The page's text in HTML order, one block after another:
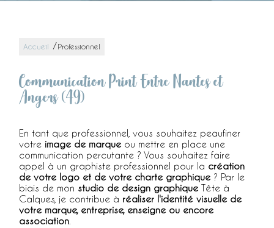
Accueil / Professionnel
Communication Print Entre Nantes et
Angers (49)
En tant que professionnel, vous souhaitez peaufiner
votre image de marque ou mettre en place une
communication percutante ? Vous souhaitez faire
appel à un graphiste professionnel pour la création
de votre logo et de votre charte graphique ? Par le
biais de mon studio de design graphique Tête à
Calques, je contribue à réaliser l'identité visuelle de
votre marque, entreprise, enseigne ou encore
association